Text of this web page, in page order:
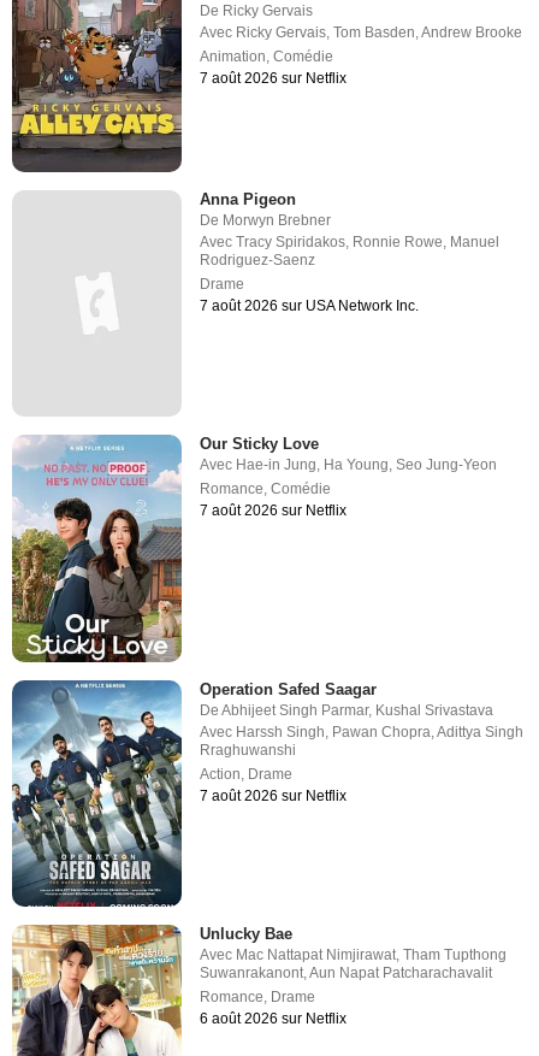
De Ricky Gervais
Avec Ricky Gervais ,Tom Basden ,Andrew Brooke
Animation ,Comédie
7 août 2026 sur Netflix
Anna Pigeon
De Morwyn Brebner
AvecTracy Spiridakos, Ronnie Rowe, Manuel
Rodriguez-Saenz
Drame
7 août 2026 sur USA Network Inc.
Our Sticky Love
Avec Hae-in Jung, Ha Young,Seo Jung-Yeon
Romance,Comédie
7 août 2026 sur Netflix
Operation Safed Saagar
DeAbhijeet Singh Parmar, Kushal Srivastava
Avec Harssh Singh Pawan Chopra ,Adittya Singh
Rraghuwanshi
Action Drame
7 août 2026 sur Netflix
Unlucky Bae
Avec Mac Nattapat Nimjirawat,Tham Tupthong
Suwanrakanont,Aun Napat Patcharachavalit
Romance, Drame
6 août 2026 sur Netflix